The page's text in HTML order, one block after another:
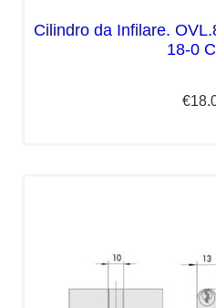
Cilindro da Infilare.
18-0
€